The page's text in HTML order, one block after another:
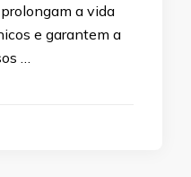
a vida
e garantem a
…